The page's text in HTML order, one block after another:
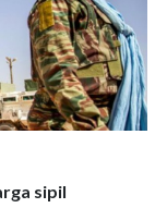
sipil